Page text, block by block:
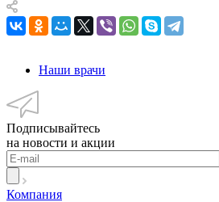
Наши врачи
Подписывайтесь
на новости и акции
Компания